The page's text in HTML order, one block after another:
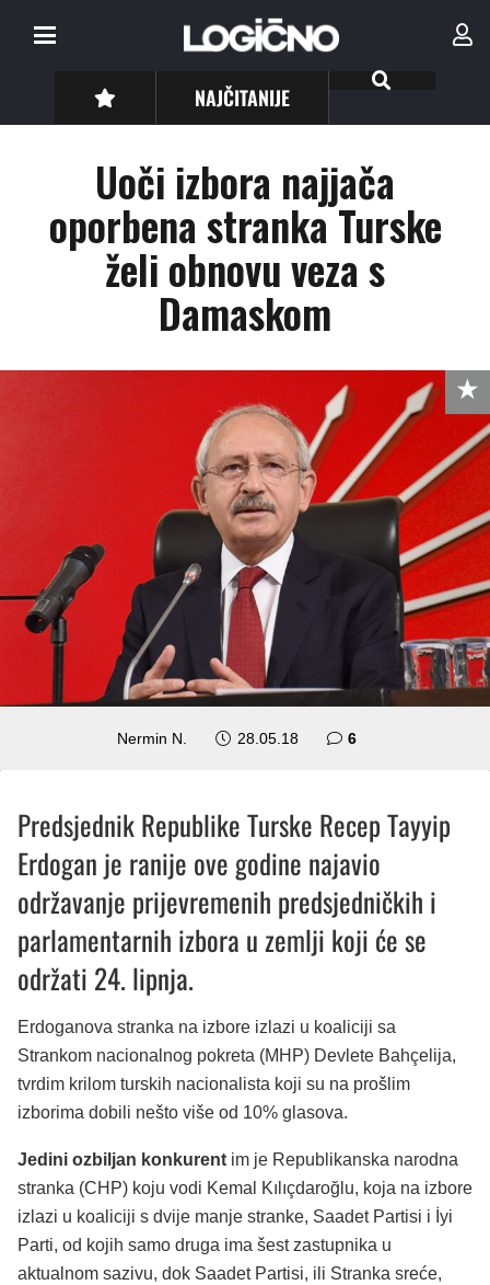
NAJČITANIJE
Uoči izbora najjača
oporbena stranka Turske
želi obnovu veza s
Damaskom
Nermin N. 28.05.18 6komentara
Predsjednik Republike Turske Recep Tayyip
Erdogan je ranije ove godine najavio
održavanje prijevremenih predsjedničkih i
parlamentarnih izbora u zemlji koji će se
održati 24. lipnja.
Erdoganova stranka na izbore izlazi u koaliciji sa
Strankom nacionalnog pokreta (MHP) Devlete Bahçelija,
tvrdim krilom turskih nacionalista koji su na prošlim
izborima dobili nešto više od 10% glasova.
Jedini ozbiljan konkurent im je Republikanska narodna
stranka (CHP) koju vodi Kemal Kılıçdaroğlu, koja na izbore
izlazi u koaliciji s dvije manje stranke, Saadet Partisi i İyi
Parti, od kojih samo druga ima šest zastupnika u
aktualnom sazivu, dok Saadet Partisi, ili Stranka sreće,